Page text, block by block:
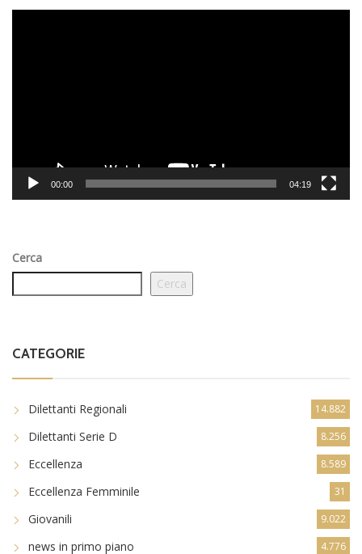
Dilettanti Regionali
Eccellenza 8.589
Eccellenza Femminile 31
Giovanili 9.022
news in primo piano 4.776
Promozione 5.014